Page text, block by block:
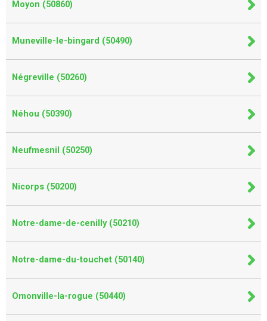
Moyon (50860)
Muneville-le-bingard (50490)
Négreville (50260)
Néhou (50390)
Neufmesnil (50250)
Nicorps (50200)
Notre-dame-de-cenilly (50210)
Notre-dame-du-touchet (50140)
Omonville-la-rogue (50440)